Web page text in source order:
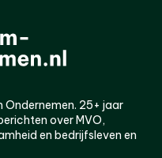
Ondernemen. 25+ jaar
over MVO,
en bedrijfsleven en